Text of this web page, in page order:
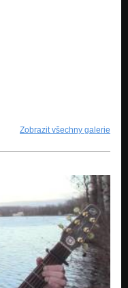
Zobrazit všechny galerie